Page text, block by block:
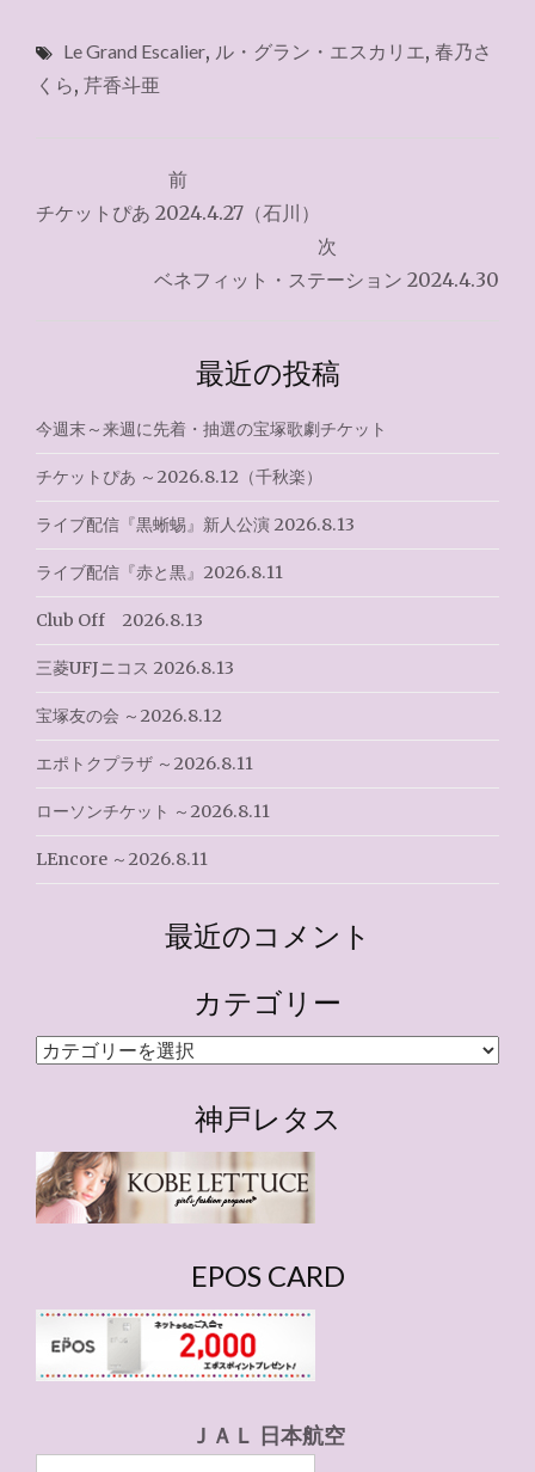
Le Grand Escalier, ル・グラン・エスカリエ, 春乃さ
くら, 芹香斗亜
稿
シ
ョ
ン
前
チケットぴあ 2024.4.27（石川）
次
ベネフィット・ステーション 2024.4.30
最近の投稿
今週末～来週に先着・抽選の宝塚歌劇チケット
チケットぴあ ～2026.8.12（千秋楽）
ライブ配信『黒蜥蜴』新人公演 2026.8.13
ライブ配信『赤と黒』2026.8.11
Club Off 2026.8.13
三菱UFJニコス 2026.8.13
宝塚友の会 ～2026.8.12
エポトクプラザ ～2026.8.11
ローソンチケット ～2026.8.11
LEncore ～2026.8.11
最近のコメント
カテゴリー
カ
ー
神戸レタス
EPOS CARD
ＪＡＬ 日本航空